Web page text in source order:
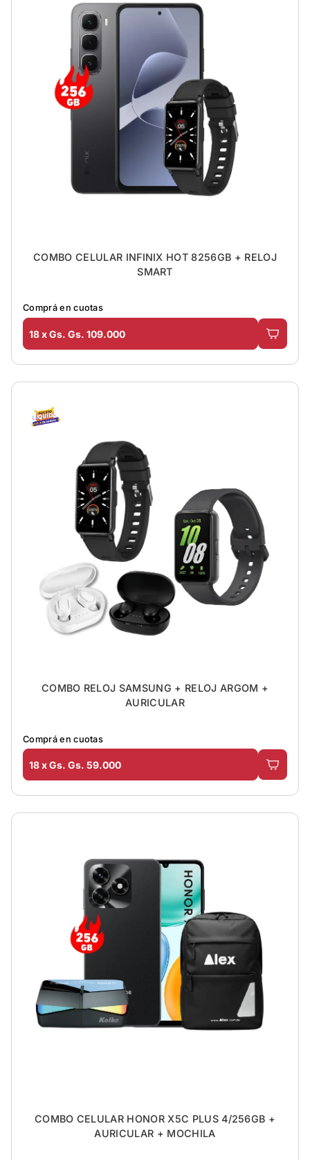
COMBO CELULAR INFINIX HOT 8256GB + RELOJ
SMART
Comprá en cuotas
18 x Gs. Gs. 109.000
COMBO RELOJ SAMSUNG + RELOJ ARGOM +
AURICULAR
Comprá en cuotas
18 x Gs. Gs. 59.000
COMBO CELULAR HONOR X5C PLUS 4/256GB +
AURICULAR + MOCHILA